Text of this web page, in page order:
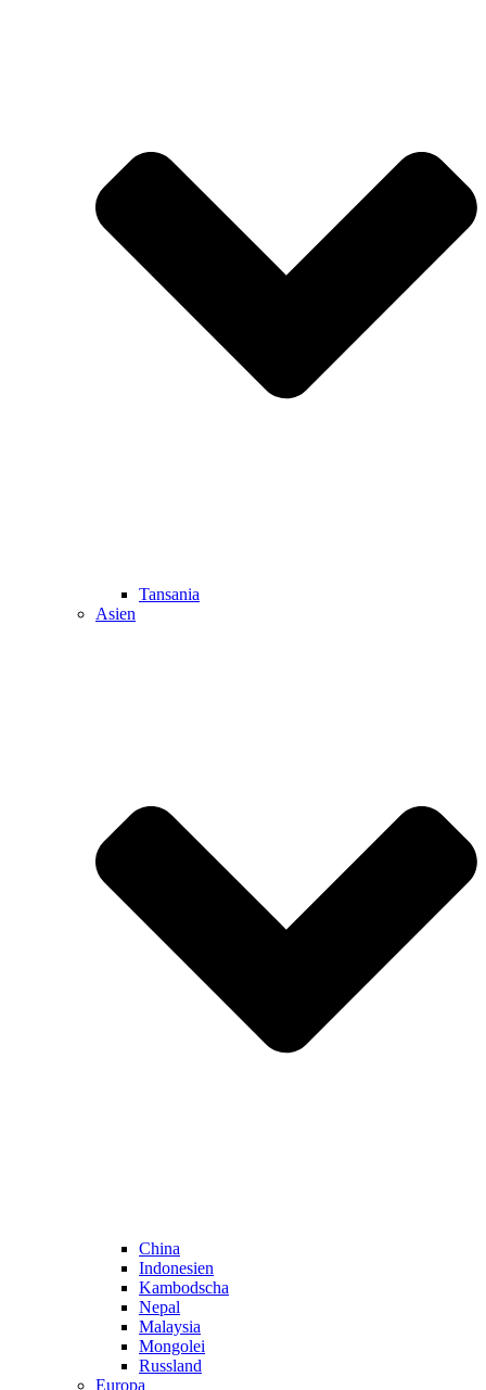
Tansania
Asien
China
Indonesien
Kambodscha
Nepal
Malaysia
Mongolei
Russland
Europa